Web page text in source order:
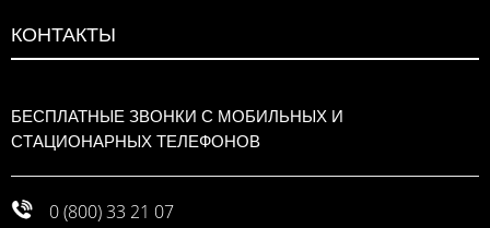
КОНТАКТЫ
БЕСПЛАТНЫЕ ЗВОНКИ С МОБИЛЬНЫХ И
СТАЦИОНАРНЫХ ТЕЛЕФОНОВ
0 (800) 33 21 07